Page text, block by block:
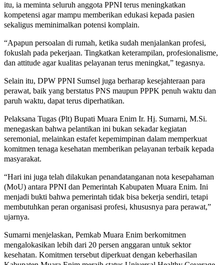
itu, ia meminta seluruh anggota PPNI terus meningkatkan
kompetensi agar mampu memberikan edukasi kepada pasien
sekaligus meminimalkan potensi komplain.
“Apapun persoalan di rumah, ketika sudah menjalankan profesi,
fokuslah pada pekerjaan. Tingkatkan keterampilan, profesionalisme,
dan attitude agar kualitas pelayanan terus meningkat,” tegasnya.
Selain itu, DPW PPNI Sumsel juga berharap kesejahteraan para
perawat, baik yang berstatus PNS maupun PPPK penuh waktu dan
paruh waktu, dapat terus diperhatikan.
Pelaksana Tugas (Plt) Bupati Muara Enim Ir. Hj. Sumarni, M.Si.
menegaskan bahwa pelantikan ini bukan sekadar kegiatan
seremonial, melainkan estafet kepemimpinan dalam memperkuat
komitmen tenaga kesehatan memberikan pelayanan terbaik kepada
masyarakat.
“Hari ini juga telah dilakukan penandatanganan nota kesepahaman
(MoU) antara PPNI dan Pemerintah Kabupaten Muara Enim. Ini
menjadi bukti bahwa pemerintah tidak bisa bekerja sendiri, tetapi
membutuhkan peran organisasi profesi, khususnya para perawat,”
ujarnya.
Sumarni menjelaskan, Pemkab Muara Enim berkomitmen
mengalokasikan lebih dari 20 persen anggaran untuk sektor
kesehatan. Komitmen tersebut diperkuat dengan keberhasilan